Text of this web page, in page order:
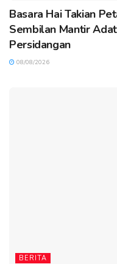
Basara Hai Takian
Sembilan Mantir
Persidangan
08/08/2026
BERITA